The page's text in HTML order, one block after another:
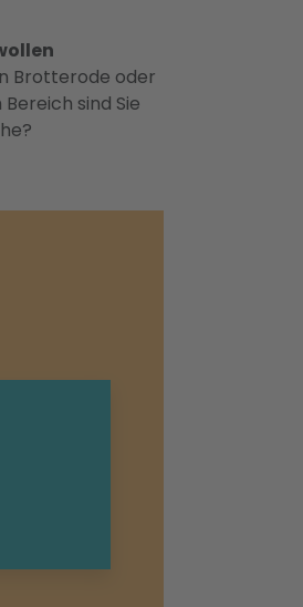
Brotterode oder
sind Sie